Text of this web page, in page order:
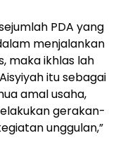
PDA yang
menjalankan
maka ikhlas lah
itu sebagai
amal usaha,
gerakan-
unggulan,”